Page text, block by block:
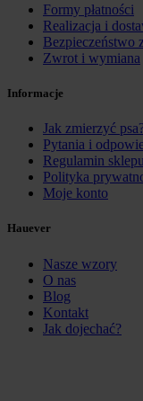
Formy płatności
Realizacja i
Bezpieczeństwo
Zwrot i wymiana
Informacje
Jak zmierzyć
Pytania i
Regulamin sklepu
Polityka
Moje konto
Hauever
Nasze wzory
O nas
Blog
Kontakt
Jak dojechać?